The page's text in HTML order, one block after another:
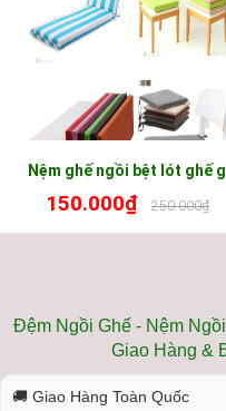
150.000₫ 250.000₫
Đệm Ngồi Ghế - Nệm
Giao Hàng &
🚚 Giao Hàng Toàn Quốc